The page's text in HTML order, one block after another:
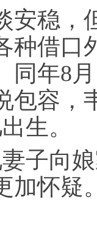
安稳，
种借口
同年8
包容，
生。
子向
加怀疑